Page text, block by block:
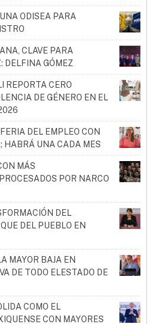
ODISEA PARA
CLAVE PARA
DELFINA GÓMEZ
REPORTA CERO
DE GÉNERO EN EL
DEL EMPLEO CON
HABRÁ UNA CADA MES
MÁS
POR NARCO
DEL
DEL PUEBLO EN
MAYOR BAJA EN
DE TODO ELESTADO DE
COMO EL
CON MAYORES